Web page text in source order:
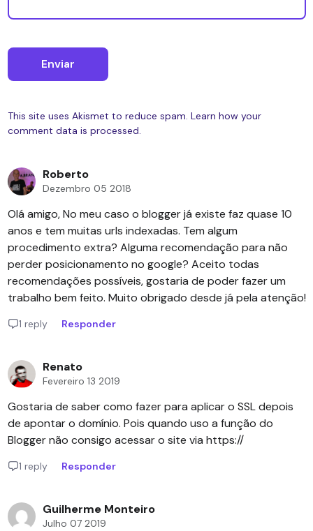
This site uses Akismet to reduce spam. Learn how your
comment data is processed.
Roberto
Dezembro 05 2018
Olá amigo, No meu caso o blogger já existe faz quase 10
anos e tem muitas urls indexadas. Tem algum
procedimento extra? Alguma recomendação para não
perder posicionamento no google? Aceito todas
recomendações possíveis, gostaria de poder fazer um
trabalho bem feito. Muito obrigado desde já pela atenção!
1 reply Responder
Renato
Fevereiro 13 2019
Gostaria de saber como fazer para aplicar o SSL depois
de apontar o domínio. Pois quando uso a função do
Blogger não consigo acessar o site via https://
1 reply Responder
Guilherme Monteiro
Julho 07 2019